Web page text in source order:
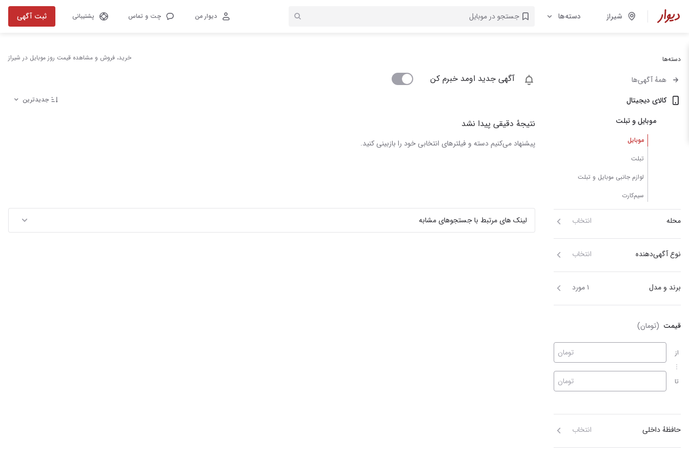
شیراز دسته‌ها دیوار من چت و تماس پشتیبانی ثبت آگهی
دسته‌ها
همهٔ آگهی‌ها
کالای دیجیتال
موبایل و تبلت
موبایل
تبلت
لوازم جانبی موبایل و تبلت
سیم‌کارت
محله انتخاب
نوع آگهی‌دهنده انتخاب
برند و مدل ۱ مورد
قیمت (تومان)
از
تا
تومان
تومان
حافظهٔ داخلی انتخاب
خرید، فروش و مشاهده قیمت روز موبایل در شیراز
آگهی جدید اومد خبرم کن
جدیدترین
نتیجهٔ دقیقی پیدا نشد
پیشنهاد می‌کنیم دسته و فیلترهای انتخابی خود را بازبینی کنید.
لینک های مرتبط با جستجوهای مشابه